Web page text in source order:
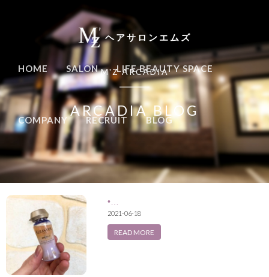
ヘアサロンエムズ
HOME SALON LIFE BEAUTY SPACE
COMPANY RECRUIT BLOG
M'Z ARCADIA
ARCADIA BLOG
•…
2021-06-18
READ MORE